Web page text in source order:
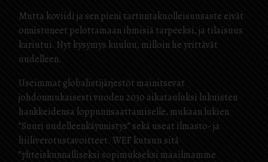
Mutta koviidi ja sen pieni tartuntakuolleisuusaste eivät
onnistuneet pelottamaan ihmisiä tarpeeksi, ja tilaisuus
kariutui. Nyt kysymys kuuluu, milloin he yrittävät
uudelleen.
Useimmat globalistijärjestöt mainitsevat
johdonmukaisesti vuoden 2030 aikatauluksi lukuisten
hankkeidensa loppuunsaattamiselle, mukaan lukien
”Suuri uudelleenkäynnistys” sekä useat ilmasto- ja
hiiliverotustavoitteet. WEF kutsuu sitä
”yhteiskunnalliseksi sopimukseksi maailmamme